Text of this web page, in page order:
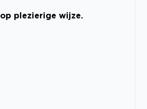
plezierige wijze.